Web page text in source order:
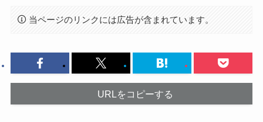
当ページのリンクには広告が含まれています。
URLをコピーする